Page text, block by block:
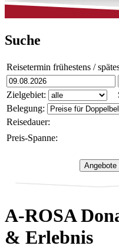
Suche
Reisetermin frühestens /
Zielgebiet:
Belegung:
Reisedauer:
Preis-Spanne:
A-ROSA
& Erlebnis